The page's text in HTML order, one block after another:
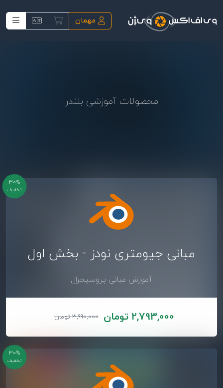
مهمان
محصولات آموزشی بلندر
مبانی جیومتری نودز - بخش اول
آموزش مبانی پروسیجرال
2,793,000 تومان 3,990,000 تومان
تخفیف
30%
تخفیف
30%